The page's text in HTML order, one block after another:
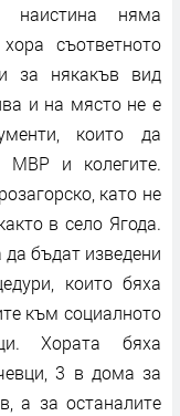
наистина няма
съответното
за някакъв вид
и на място не е
които да
МВР и колегите.
като не
в село Ягода.
бъдат изведени
които бяха
към социалното
Хората бяха
3 в дома за
а за останалите